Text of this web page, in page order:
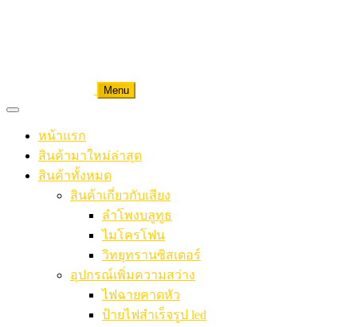
Menu
หน้าแรก
สินค้ามาใหม่ล่าสุด
สินค้าทั้งหมด
สินค้าเกี่ยวกับเสียง
ลำโพงบลูทูธ
ไมโครโฟน
วิทยุทรานซิสเตอร์
อุปกรณ์เพิ่มความสว่าง
ไฟฉายคาดหัว
ป้ายไฟสำเร็จรูป led